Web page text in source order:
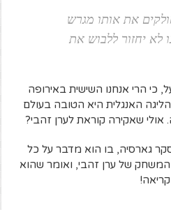
את אותו מגרש
לא יחזור ללבוש את
כי הרי אנחנו השישית באירופה
האנגלית היא הטובה בעולם
אולי שאקירה קוראת לערן זהבי?
גארסיה, בו הוא מדבר על כל
המשחק של ערן זהבי, ואומר שהוא